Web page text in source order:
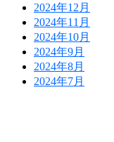
2024年12月
2024年11月
2024年10月
2024年9月
2024年8月
2024年7月